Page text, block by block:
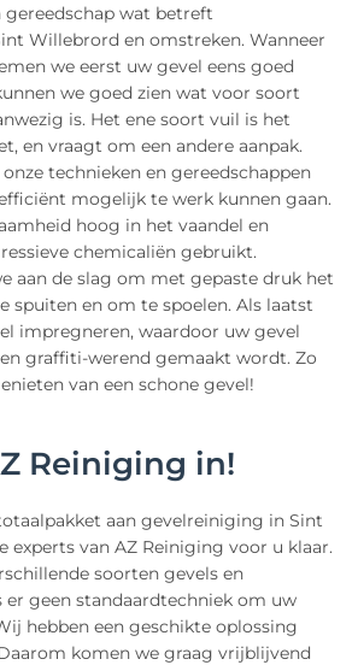
gereedschap wat betreft
Willebrord en omstreken. Wanneer
we eerst uw gevel eens goed
we goed zien wat voor soort
is. Het ene soort vuil is het
en vraagt om een andere aanpak.
technieken en gereedschappen
mogelijk te werk kunnen gaan.
hoog in het vaandel en
chemicaliën gebruikt.
aan de slag om met gepaste druk het
spuiten en om te spoelen. Als laatst
impregneren, waardoor uw gevel
graffiti-werend gemaakt wordt. Zo
van een schone gevel!
Reiniging in!
aan gevelreiniging in Sint
experts van AZ Reiniging voor u klaar.
soorten gevels en
er geen standaardtechniek om uw
hebben een geschikte oplossing
komen we graag vrijblijvend